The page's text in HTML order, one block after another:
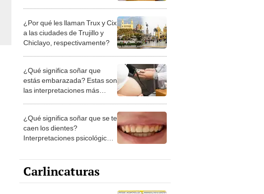
¿Por qué les llaman Trux y Cix
a las ciudades de Trujillo y
Chiclayo, respectivamente?
¿Qué significa soñar que
estás embarazada? Estas son
las interpretaciones más
¿Qué significa soñar que se te
caen los dientes?
Interpretaciones psicológicas
Carlincaturas